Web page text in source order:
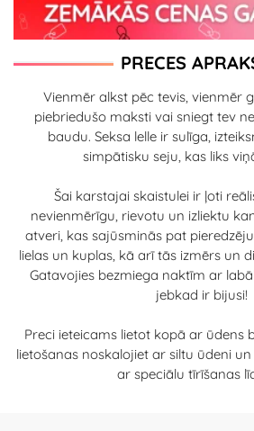
PRECES
Vienmēr alkst pēc tevis, vienmēr
piebriedušo maksti vai sniegt tev
baudu. Seksa lelle ir sulīga,
simpātisku seju, kas liks
Šai karstajai skaistulei ir ļoti
nevienmērīgu, rievotu un izliektu
atveri, kas sajūsminās pat
lielas un kuplas, kā arī tās izmērs un
Gatavojies bezmiega naktīm ar
jebkad ir bijusi!
Preci ieteicams lietot kopā ar ūdens
lietošanas noskalojiet ar siltu ūdeni
ar speciālu tīrīšanas